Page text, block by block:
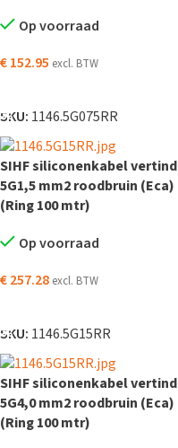
Op voorraad
€152.95 excl. BTW
SKU: 1146.5G075RR
SIHF siliconenkabel vertind
5G1,5 mm2 roodbruin (Eca)
(Ring 100 mtr)
Op voorraad
€257.28 excl. BTW
SKU: 1146.5G15RR
SIHF siliconenkabel vertind
5G4,0 mm2 roodbruin (Eca)
(Ring 100 mtr)